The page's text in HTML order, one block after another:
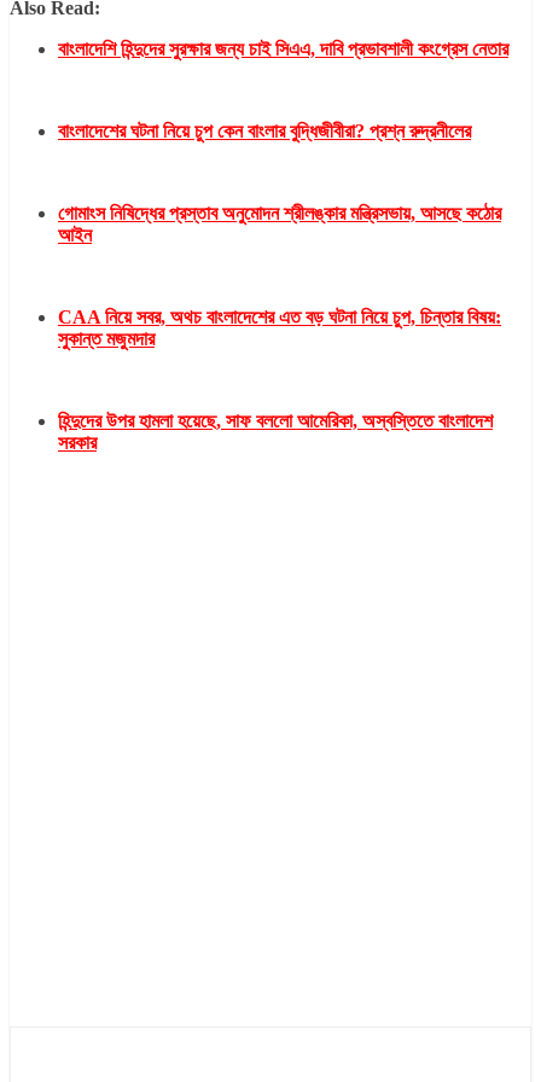
Also Read:
বাংলাদেশি হিন্দুদের সুরক্ষার জন্য চাই সিএএ, দাবি প্রভাবশালী কংগ্রেস নেতার
বাংলাদেশের ঘটনা নিয়ে চুপ কেন বাংলার বুদ্ধিজীবীরা? প্রশ্ন রুদ্রনীলের
গোমাংস নিষিদ্ধের প্রস্তাব অনুমোদন শ্রীলঙ্কার মন্ত্রিসভায়, আসছে কঠোর
আইন
CAA নিয়ে সবর, অথচ বাংলাদেশের এত বড় ঘটনা নিয়ে চুপ, চিন্তার বিষয়:
সুকান্ত মজুমদার
হিন্দুদের উপর হামলা হয়েছে, সাফ বললো আমেরিকা, অস্বস্তিতে বাংলাদেশ
সরকার